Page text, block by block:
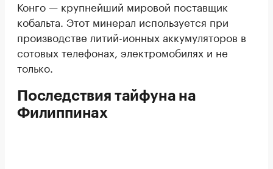
Конго — крупнейший мировой поставщик
кобальта. Этот минерал используется при
производстве литий-ионных аккумуляторов в
сотовых телефонах, электромобилях и не
только.
Последствия тайфуна на
Филиппинах